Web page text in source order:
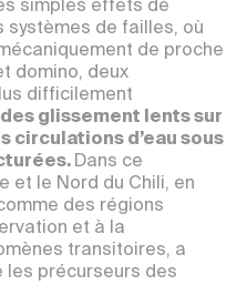
simples effets de
systèmes de failles, où
de proche
domino, deux
difficilement
des glissement lents sur
circulations d’eau sous
Dans ce
et le Nord du Chili, en
des régions
et à la
transitoires, a
les précurseurs des